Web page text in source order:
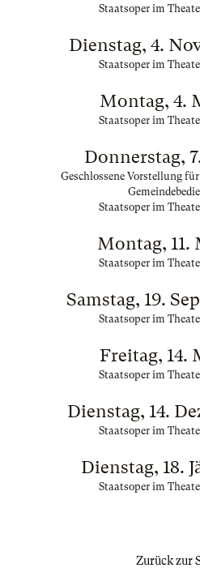
Staatsoper im
Dienstag, 4.
Staatsoper im
Montag, 4.
Staatsoper im
Donnerstag,
Geschlossene Vorstellung
Staatsoper im
Montag, 11.
Staatsoper im
Samstag, 19.
Staatsoper im
Freitag, 14.
Staatsoper im
Dienstag, 14.
Staatsoper im
Dienstag, 18.
Staatsoper im
Zurück zur